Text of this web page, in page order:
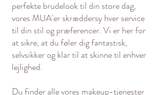
perfekte brudelook til din store dag,
vores MUA'er skræddersy hver service
til din stil og præferencer. Vi er her for
at sikre, at du føler dig fantastisk,
selvsikker og klar til at skinne til enhver
lejlighed.
Du finder alle vores makeup-tjenester